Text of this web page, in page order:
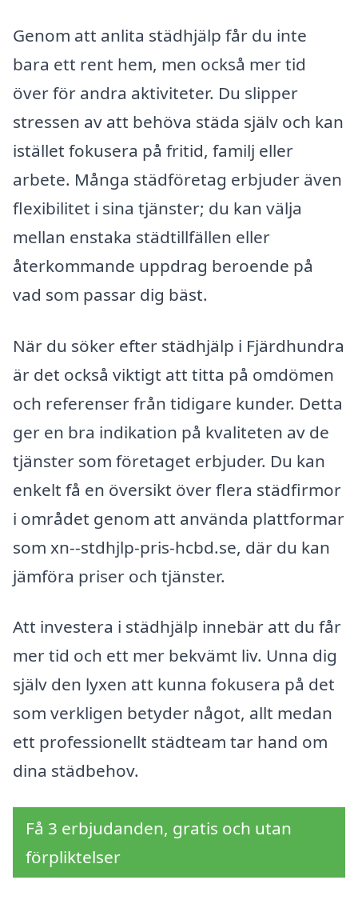
Genom att anlita städhjälp får du inte
bara ett rent hem, men också mer tid
över för andra aktiviteter. Du slipper
stressen av att behöva städa själv och kan
istället fokusera på fritid, familj eller
arbete. Många städföretag erbjuder även
flexibilitet i sina tjänster; du kan välja
mellan enstaka städtillfällen eller
återkommande uppdrag beroende på
vad som passar dig bäst.
När du söker efter städhjälp i Fjärdhundra
är det också viktigt att titta på omdömen
och referenser från tidigare kunder. Detta
ger en bra indikation på kvaliteten av de
tjänster som företaget erbjuder. Du kan
enkelt få en översikt över flera städfirmor
i området genom att använda plattformar
som xn--stdhjlp-pris-hcbd.se, där du kan
jämföra priser och tjänster.
Att investera i städhjälp innebär att du får
mer tid och ett mer bekvämt liv. Unna dig
själv den lyxen att kunna fokusera på det
som verkligen betyder något, allt medan
ett professionellt städteam tar hand om
dina städbehov.
Få 3 erbjudanden, gratis och utan
förpliktelser